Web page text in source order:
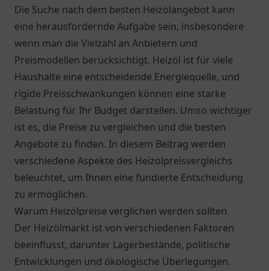
Die Suche nach dem besten Heizölangebot kann
eine herausfordernde Aufgabe sein, insbesondere
wenn man die Vielzahl an Anbietern und
Preismodellen berücksichtigt. Heizöl ist für viele
Haushalte eine entscheidende Energiequelle, und
rigide Preisschwankungen können eine starke
Belastung für Ihr Budget darstellen. Umso wichtiger
ist es, die Preise zu vergleichen und die besten
Angebote zu finden. In diesem Beitrag werden
verschiedene Aspekte des Heizölpreisvergleichs
beleuchtet, um Ihnen eine fundierte Entscheidung
zu ermöglichen.
Warum Heizölpreise verglichen werden sollten
Der Heizölmarkt ist von verschiedenen Faktoren
beeinflusst, darunter Lagerbestände, politische
Entwicklungen und ökologische Überlegungen.